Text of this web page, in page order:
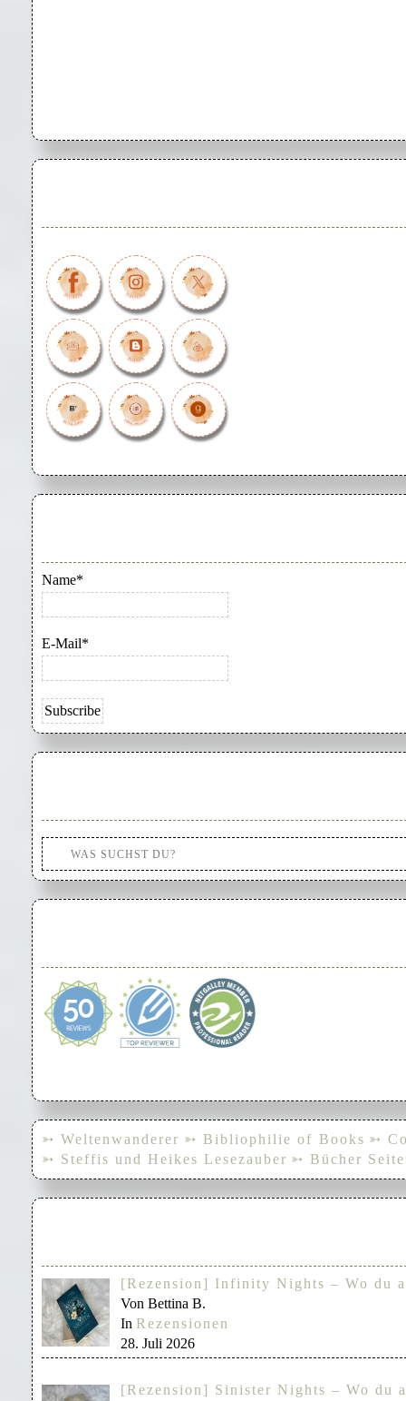
Name*
E-Mail*
➳ Weltenwanderer ➳ Bibliophilie of Books ➳
➳ Steffis und Heikes Lesezauber ➳ Bücher
[Rezension] Infinity Nights – Wo du
Von Bettina B.
In Rezensionen
28. Juli 2026
[Rezension] Sinister Nights – Wo du